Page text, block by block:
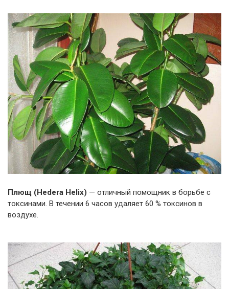
Плющ (Hedera Helix) — отличный помощник в борьбе с
токсинами. В течении 6 часов удаляет 60 % токсинов в
воздухе.